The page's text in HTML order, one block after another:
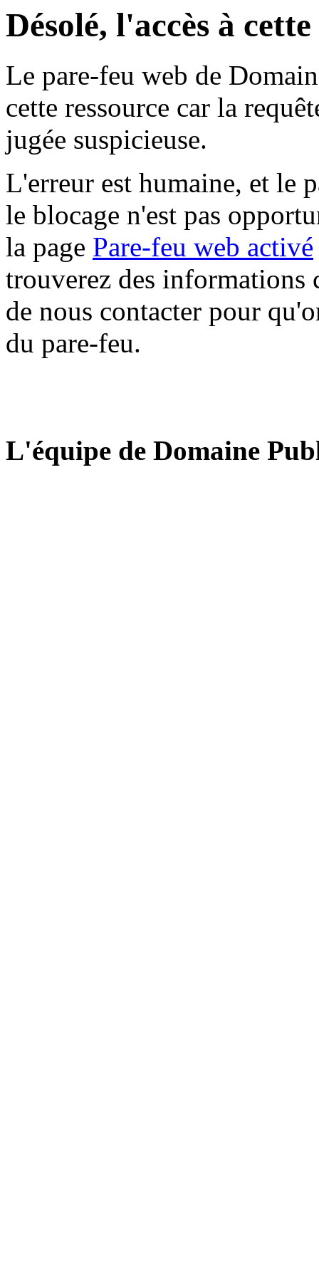
Désolé, l'accès à
Le pare-feu web de
cette ressource car la
jugée suspicieuse.
L'erreur est humaine, et le
le blocage n'est pas
la page Pare-feu web activé
trouverez des informations
de nous contacter pour
du pare-feu.
L'équipe de Domaine